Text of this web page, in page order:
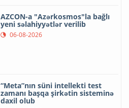
AZCON-a "Azərkosmos"la bağlı
yeni səlahiyyətlər verilib
06-08-2026
“Meta”nın süni intellekti test
zamanı başqa şirkətin sisteminə
daxil olub